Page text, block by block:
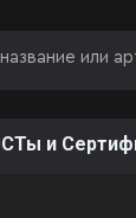
и